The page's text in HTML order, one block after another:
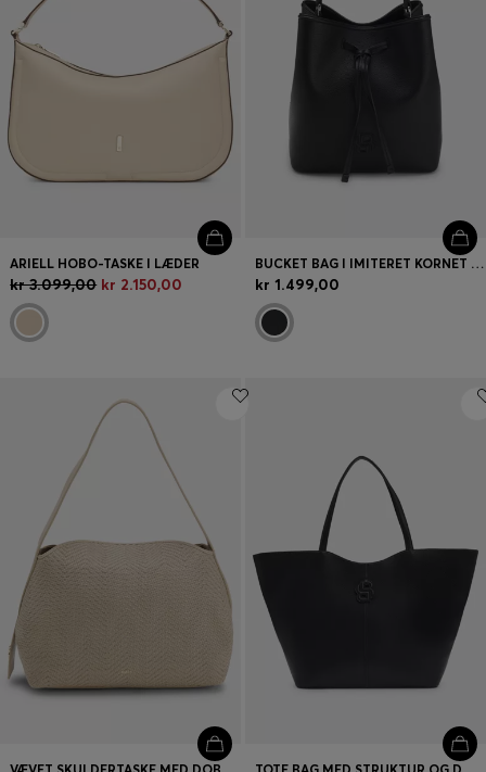
ARIELL HOBO-TASKE I LÆDER
kr 3.099,00 kr 2.150,00
BUCKET BAG I IMITERET KORNET LÆDER MED DOBBELT B-MONOGRAM
kr 1.499,00